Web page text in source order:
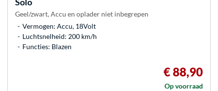
Geel/zwart, Accu en oplader niet inbegrepen
Vermogen: Accu, 18Volt
Luchtsnelheid: 200 km/h
Functies: Blazen
€ 88,90
Op voorraad